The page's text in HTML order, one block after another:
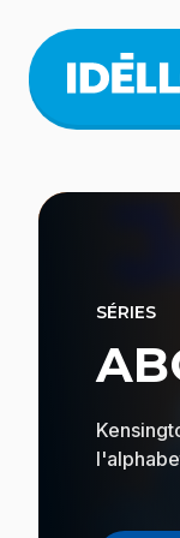
contenu
principal
SÉRIES